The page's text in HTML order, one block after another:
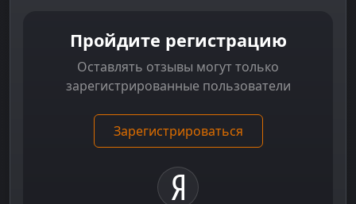
Пройдите регистрацию
Оставлять отзывы могут только
зарегистрированные пользователи
Зарегистрироваться